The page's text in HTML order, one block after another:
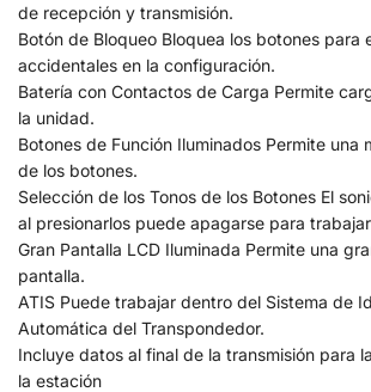
de recepción y transmisión.
Botón de Bloqueo Bloquea los botones para
accidentales en la configuración.
Batería con Contactos de Carga Permite
la unidad.
Botones de Función Iluminados Permite una
de los botones.
Selección de los Tonos de los Botones El
al presionarlos puede apagarse para
Gran Pantalla LCD Iluminada Permite una
pantalla.
ATIS Puede trabajar dentro del Sistema de
Automática del Transpondedor.
Incluye datos al final de la transmisión para
la estación